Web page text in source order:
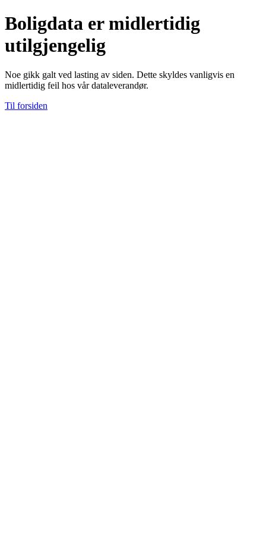
Boligdata er midlertidig
utilgjengelig
Noe gikk galt ved lasting av siden. Dette skyldes vanligvis en
midlertidig feil hos vår dataleverandør.
Til forsiden